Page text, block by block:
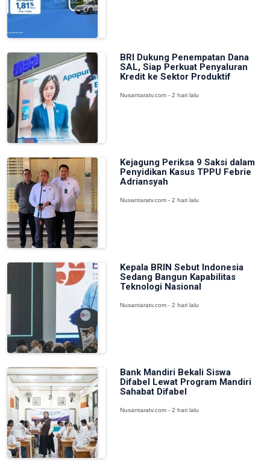
BRI Dukung Penempatan Dana
SAL, Siap Perkuat Penyaluran
Kredit ke Sektor Produktif
Nusantaratv.com - 2 hari lalu
Kejagung Periksa 9 Saksi dalam
Penyidikan Kasus TPPU Febrie
Adriansyah
Nusantaratv.com - 2 hari lalu
Kepala BRIN Sebut Indonesia
Sedang Bangun Kapabilitas
Teknologi Nasional
Nusantaratv.com - 2 hari lalu
Bank Mandiri Bekali Siswa
Difabel Lewat Program Mandiri
Sahabat Difabel
Nusantaratv.com - 2 hari lalu